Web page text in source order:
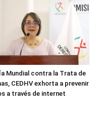
Mundial contra la Trata de
CEDHV exhorta a prevenir
a través de internet